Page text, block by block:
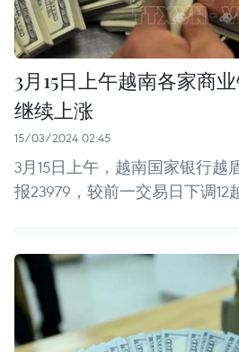
3月15日上午越南各家商
继续上涨
15/03/2024 02:45
3月15日上午，越南国家银行越
报23979，较前一交易日下调12